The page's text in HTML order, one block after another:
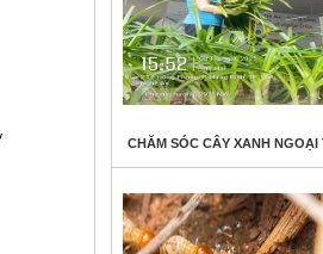
CHĂM SÓC CÂY XANH NGOẠI